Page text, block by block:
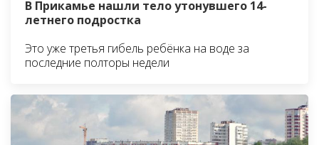
В Прикамье нашли тело утонувшего 14-
летнего подростка
Это уже третья гибель ребёнка на воде за
последние полторы недели